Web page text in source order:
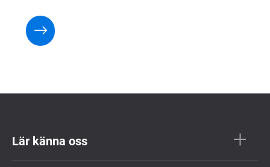
Lär känna oss